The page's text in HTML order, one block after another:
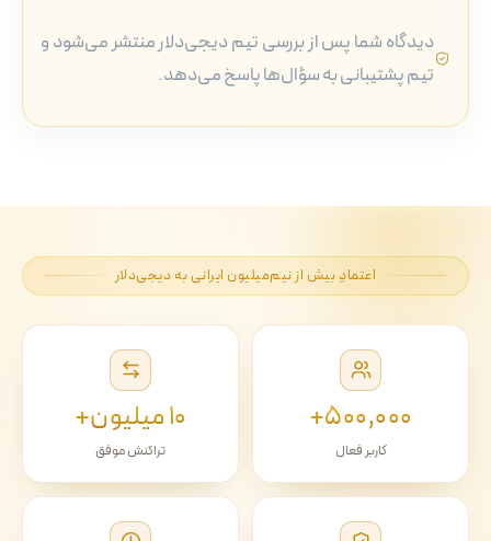
دیدگاه شما پس از بررسی تیم دیجی‌دلار منتشر می‌شود و
تیم پشتیبانی به سؤال‌ها پاسخ می‌دهد.
اعتمادِ بیش از نیم‌میلیون ایرانی به دیجی‌دلار
۵۰۰٬۰۰۰+
کاربر فعال
۱۰ میلیون+
تراکنش موفق